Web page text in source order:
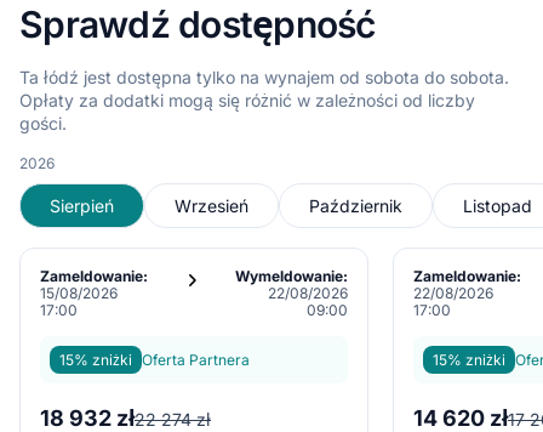
Sprawdź dostępność
Ta łódź jest dostępna tylko na wynajem od sobota do sobota.
Opłaty za dodatki mogą się różnić w zależności od liczby
gości.
2026
Sierpień Wrzesień Październik Listopad
Zameldowanie:
15/08/2026
17:00
Wymeldowanie:
22/08/2026
09:00
15% zniżki Oferta Partnera
18 932 zł22 274 zł
Zameldowanie:
22/08/2026
17:00
15% zniżki
14 620 zł17